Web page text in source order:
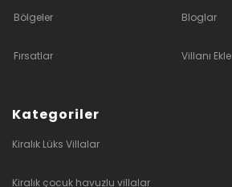
Bölgeler Bloglar
Fırsatlar Villanı Ekle
Kategoriler
Kiralık Lüks Villalar
Kiralık çocuk havuzlu villalar